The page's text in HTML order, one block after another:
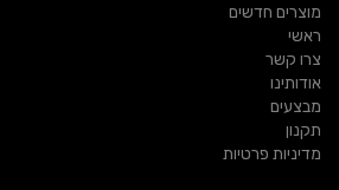
מוצרים חדשים
ראשי
צרו קשר
אודותינו
מבצעים
תקנון
מדיניות פרטיות